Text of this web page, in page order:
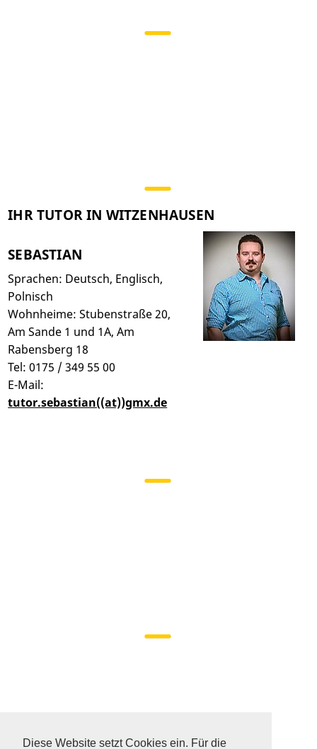
Diese Website setzt Cookies ein. Für die
IHR TUTOR IN WITZENHAUSEN
SEBASTIAN
Sprachen: Deutsch, Englisch,
Polnisch
Wohnheime: Stubenstraße 20,
Am Sande 1 und 1A, Am
Rabensberg 18
Tel: 0175 / 349 55 00
E-Mail:
tutor.sebastian((at))gmx.de
SITEMAP